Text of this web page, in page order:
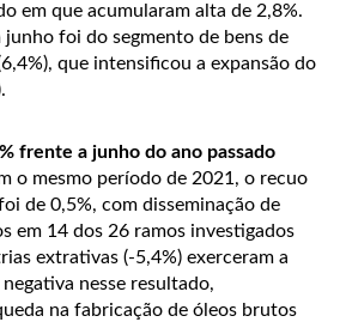
em que acumularam alta de 2,8%.
foi do segmento de bens de
que intensificou a expansão do
frente a junho do ano passado
o mesmo período de 2021, o recuo
de 0,5%, com disseminação de
em 14 dos 26 ramos investigados
extrativas (-5,4%) exerceram a
nesse resultado,
na fabricação de óleos brutos